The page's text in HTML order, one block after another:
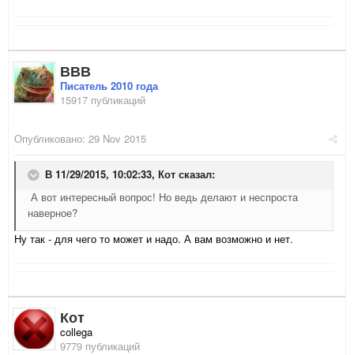
ВВВ
Писатель 2010 года
15917 публикаций
Опубликовано: 29 Nov 2015
В 11/29/2015, 10:02:33, Кот сказал:
А вот интересный вопрос! Но ведь делают и неспроста
наверное?
Ну так - для чего то может и надо. А вам возможно и нет.
Кот
collega
9779 публикаций